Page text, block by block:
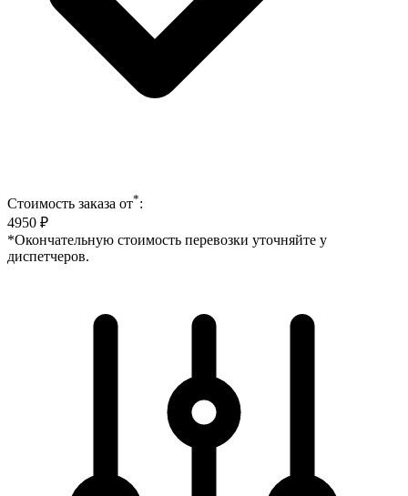
Стоимость заказа от*:
4950 ₽
*Окончательную стоимость перевозки уточняйте у
диспетчеров.